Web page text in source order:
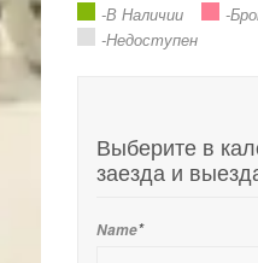
-В Наличии
-
-Недоступен
Выберите в
заезда и
Name*